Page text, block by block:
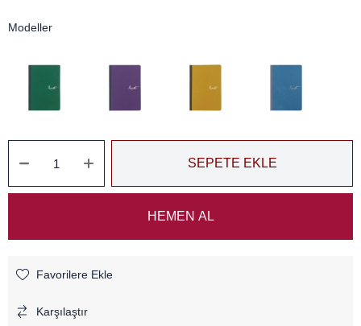
Modeller
Favorilere Ekle
Karşılaştır